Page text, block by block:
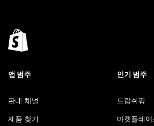
앱 범주
판매 채널
제품 찾기
인기 범주
드랍쉬핑
마켓플레이